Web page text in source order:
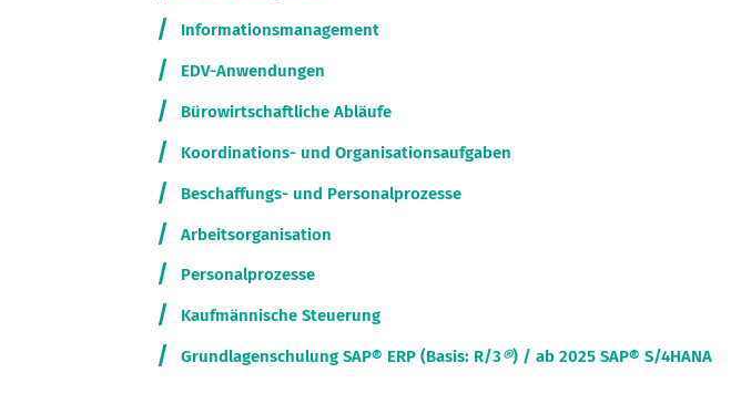
Informationsmanagement
EDV-Anwendungen
Bürowirtschaftliche Abläufe
Koordinations- und Organisationsaufgaben
Beschaffungs- und Personalprozesse
Arbeitsorganisation
Personalprozesse
Kaufmännische Steuerung
Grundlagenschulung SAP® ERP (Basis: R/3®) / ab 2025SAP® S/4HANA